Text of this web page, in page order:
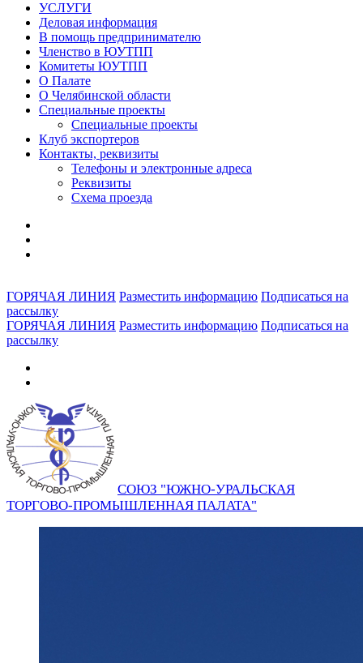
УСЛУГИ
Деловая информация
В помощь предпринимателю
Членство в ЮУТПП
Комитеты ЮУТПП
О Палате
О Челябинской области
Специальные проекты
Специальные проекты
Клуб экспортеров
Контакты, реквизиты
Телефоны и электронные адреса
Реквизиты
Схема проезда
ГОРЯЧАЯ ЛИНИЯ Разместить информацию Подписаться на
рассылку
ГОРЯЧАЯ ЛИНИЯ Разместить информацию Подписаться на
рассылку
СОЮЗ "ЮЖНО-УРАЛЬСКАЯ
ТОРГОВО-ПРОМЫШЛЕННАЯ ПАЛАТА"